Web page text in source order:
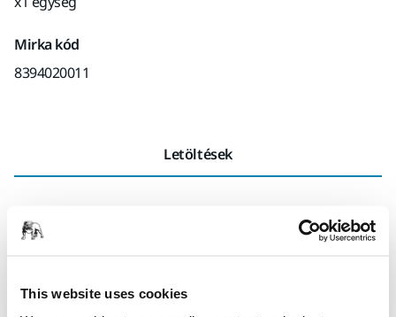
This website uses cookies
Mirka kód
8394020011
Letöltések
Letöltés